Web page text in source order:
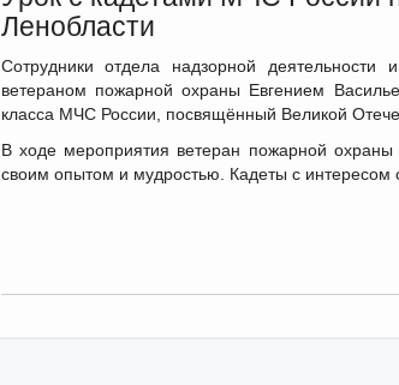
Ленобласти
Сотрудники отдела надзорной
ветераном пожарной охраны Евгением
класса МЧС России, посвящённый Великой
В ходе мероприятия ветеран пожарной
своим опытом и мудростью. Кадеты с интересом